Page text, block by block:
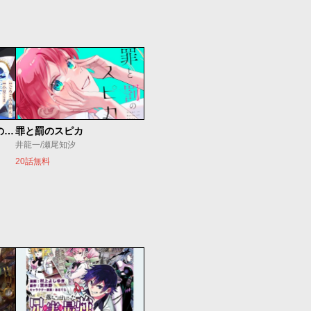
記憶を失ったらあなたへの恋心も消えました。罪と罰のスピカ
井龍一/瀬尾知汐
20話無料